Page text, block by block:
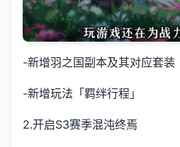
-新增羽之国副本及其对应套装
-新增玩法「羁绊行程」
2.开启S3赛季混沌终焉